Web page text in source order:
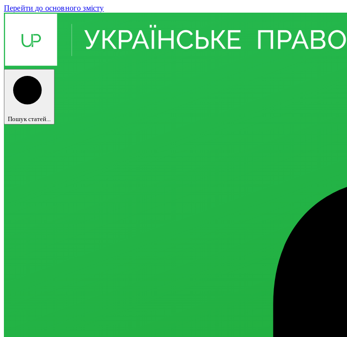
Перейти до основного змісту
Пошук статей...